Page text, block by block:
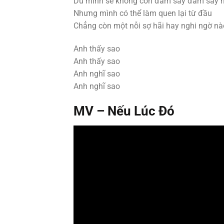
Nhưng mình có thể làm quen lại từ đầu
Chẳng còn một nỗi sợ hãi hay nghi ngờ
Anh thấy sao
Anh thấy sao
Anh nghĩ sao
Anh nghĩ sao
MV – Nếu Lúc Đó